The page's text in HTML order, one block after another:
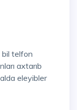
bil telfon
axtarıb
eleyibler